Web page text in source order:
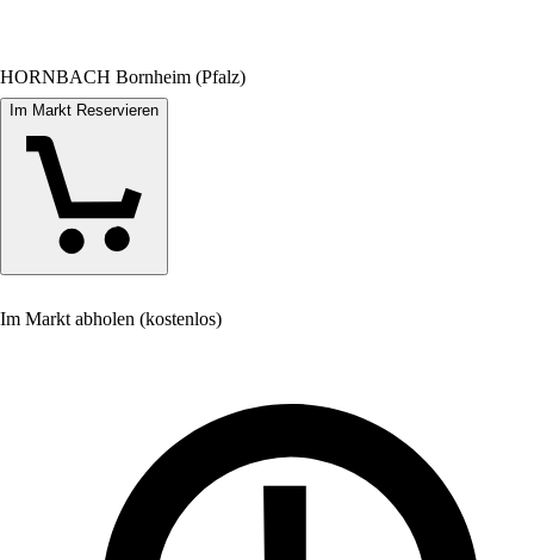
HORNBACH Bornheim (Pfalz)
Im Markt Reservieren
Im Markt abholen (kostenlos)